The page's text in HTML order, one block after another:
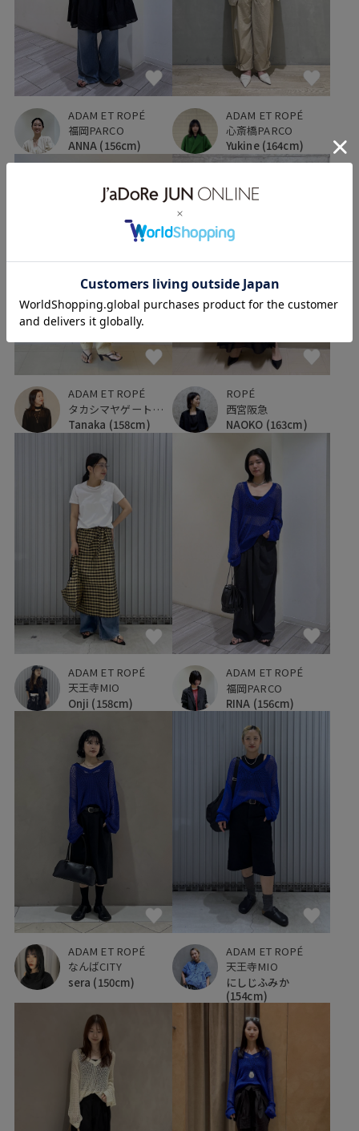
ADAM ET ROPÉ
福岡PARCO
ANNA (156cm)
ADAM ET ROPÉ
心斎橋PARCO
Yukine (164cm)
ADAM ET ROPÉ
タカシマヤゲートタワーモール
Tanaka (158cm)
ROPÉ
西宮阪急
NAOKO (163cm)
ADAM ET ROPÉ
天王寺MIO
Onji (158cm)
ADAM ET ROPÉ
福岡PARCO
RINA (156cm)
ADAM ET ROPÉ
なんばCITY
sera (150cm)
ADAM ET ROPÉ
天王寺MIO
にしじふみか
(154cm)